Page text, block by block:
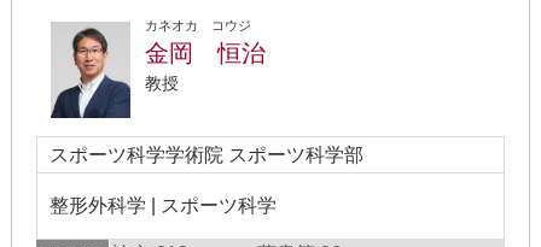
カネオカ コウジ
金岡 恒治
教授
スポーツ科学学術院 スポーツ科学部
整形外科学 | スポーツ科学